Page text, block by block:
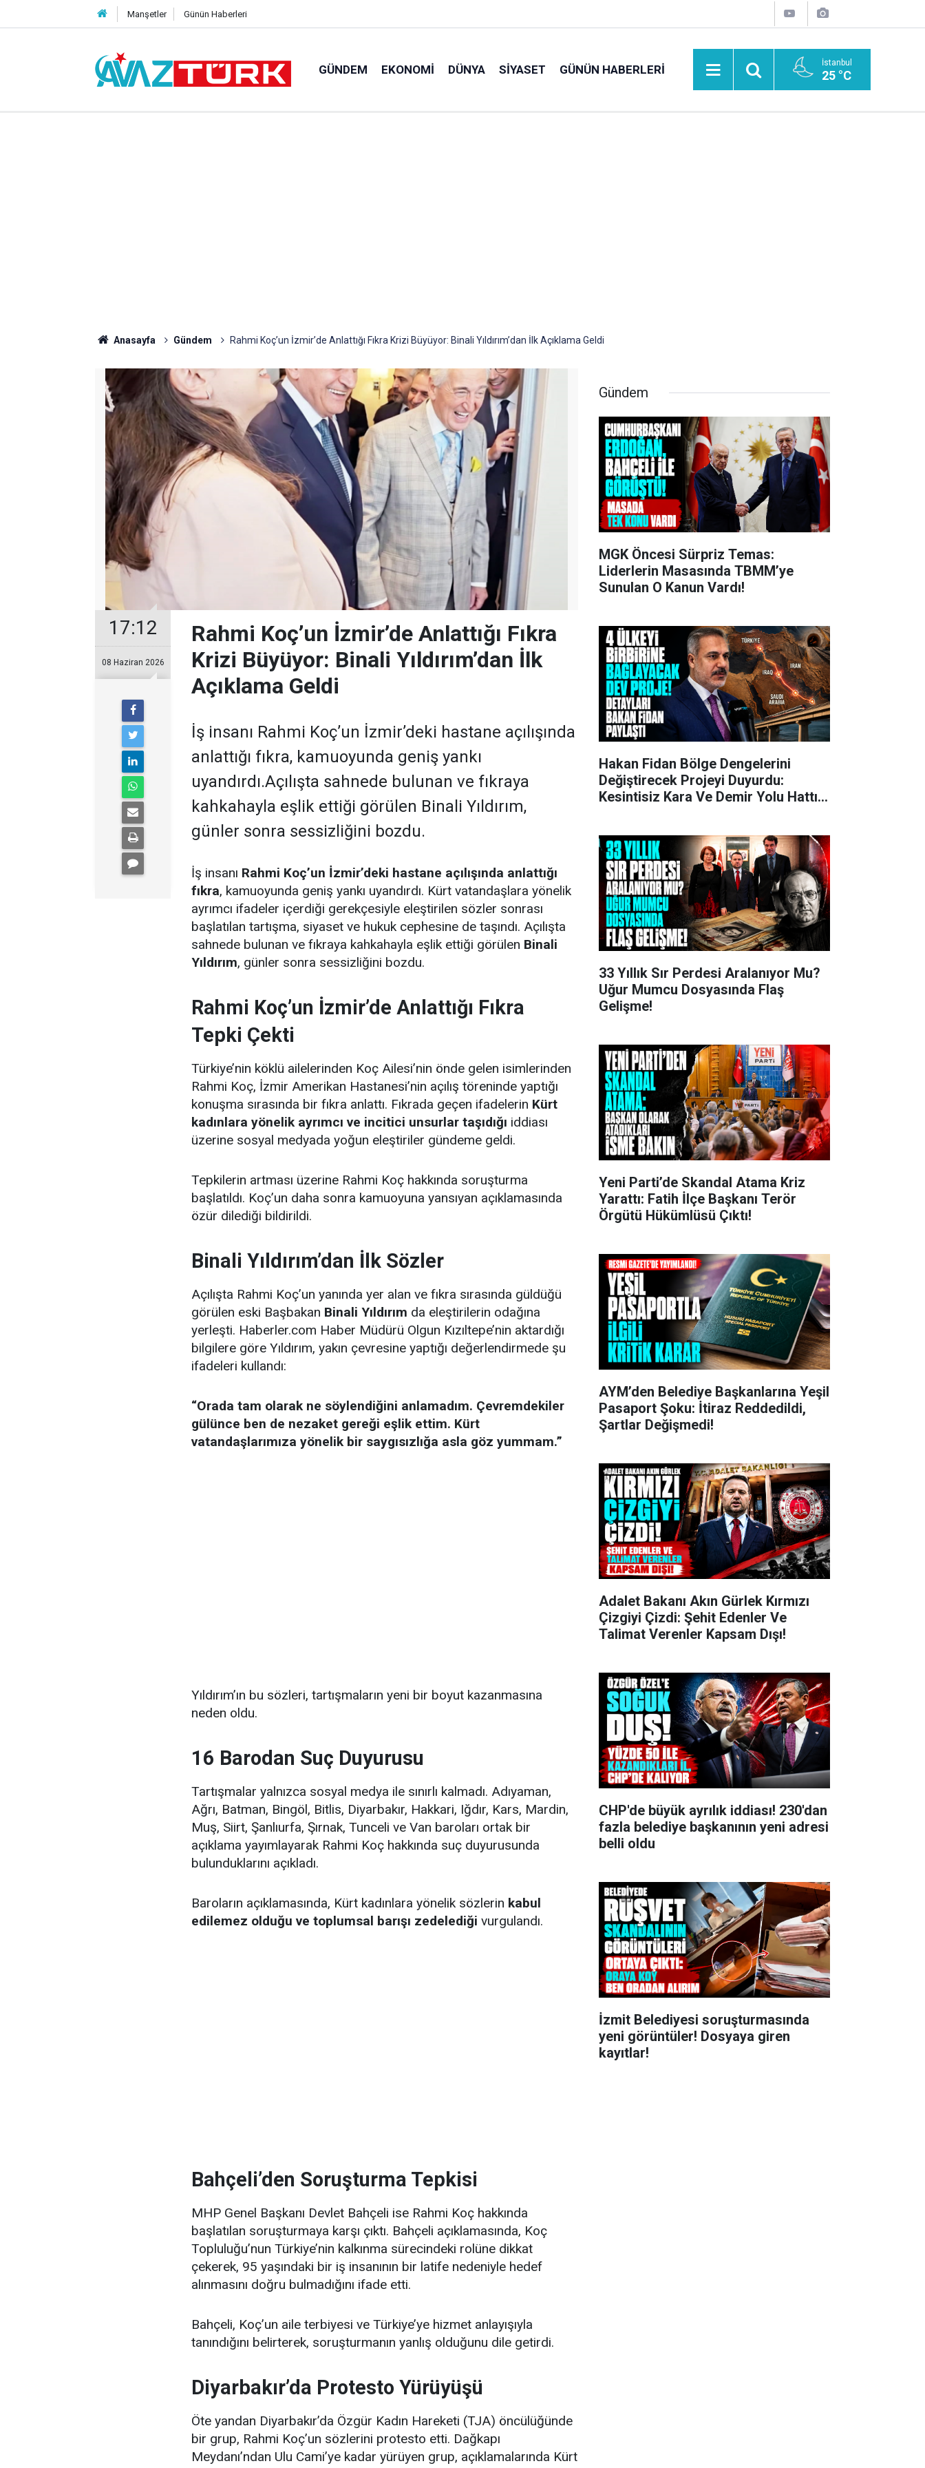
Manşetler Günün Haberleri
GÜNDEM EKONOMI DÜNYA SIYASET GÜNÜN HABERLERI İstanbul
25 °C
Anasayfa Gündem Rahmi Koç’un İzmir’de Anlattığı Fıkra Krizi Büyüyor: Binali Yıldırım’dan İlk Açıklama Geldi
17:12
08 Haziran 2026
Rahmi Koç’un İzmir’de Anlattığı Fıkra
Krizi Büyüyor: Binali Yıldırım’dan İlk
Açıklama Geldi
İş insanı Rahmi Koç’un İzmir’deki hastane açılışında
anlattığı fıkra, kamuoyunda geniş yankı
uyandırdı.Açılışta sahnede bulunan ve fıkraya
kahkahayla eşlik ettiği görülen Binali Yıldırım,
günler sonra sessizliğini bozdu.
İş insanı Rahmi Koç’un İzmir’deki hastane açılışında anlattığı
fıkra, kamuoyunda geniş yankı uyandırdı. Kürt vatandaşlara yönelik
ayrımcı ifadeler içerdiği gerekçesiyle eleştirilen sözler sonrası
başlatılan tartışma, siyaset ve hukuk cephesine de taşındı. Açılışta
sahnede bulunan ve fıkraya kahkahayla eşlik ettiği görülen Binali
Yıldırım, günler sonra sessizliğini bozdu.
Rahmi Koç’un İzmir’de Anlattığı Fıkra
Tepki Çekti
Türkiye’nin köklü ailelerinden Koç Ailesi’nin önde gelen isimlerinden
Rahmi Koç, İzmir Amerikan Hastanesi’nin açılış töreninde yaptığı
konuşma sırasında bir fıkra anlattı. Fıkrada geçen ifadelerin Kürt
kadınlara yönelik ayrımcı ve incitici unsurlar taşıdığı iddiası
üzerine sosyal medyada yoğun eleştiriler gündeme geldi.
Tepkilerin artması üzerine Rahmi Koç hakkında soruşturma
başlatıldı. Koç’un daha sonra kamuoyuna yansıyan açıklamasında
özür dilediği bildirildi.
Binali Yıldırım’dan İlk Sözler
Açılışta Rahmi Koç’un yanında yer alan ve fıkra sırasında güldüğü
görülen eski Başbakan Binali Yıldırım da eleştirilerin odağına
yerleşti. Haberler.com Haber Müdürü Olgun Kızıltepe’nin aktardığı
bilgilere göre Yıldırım, yakın çevresine yaptığı değerlendirmede şu
ifadeleri kullandı:
“Orada tam olarak ne söylendiğini anlamadım. Çevremdekiler
gülünce ben de nezaket gereği eşlik ettim. Kürt
vatandaşlarımıza yönelik bir saygısızlığa asla göz yummam.”
Yıldırım’ın bu sözleri, tartışmaların yeni bir boyut kazanmasına
neden oldu.
16 Barodan Suç Duyurusu
Tartışmalar yalnızca sosyal medya ile sınırlı kalmadı. Adıyaman,
Ağrı, Batman, Bingöl, Bitlis, Diyarbakır, Hakkari, Iğdır, Kars, Mardin,
Muş, Siirt, Şanlıurfa, Şırnak, Tunceli ve Van baroları ortak bir
açıklama yayımlayarak Rahmi Koç hakkında suç duyurusunda
bulunduklarını açıkladı.
Baroların açıklamasında, Kürt kadınlara yönelik sözlerin kabul
edilemez olduğu ve toplumsal barışı zedelediği vurgulandı.
Bahçeli’den Soruşturma Tepkisi
MHP Genel Başkanı Devlet Bahçeli ise Rahmi Koç hakkında
başlatılan soruşturmaya karşı çıktı. Bahçeli açıklamasında, Koç
Topluluğu’nun Türkiye’nin kalkınma sürecindeki rolüne dikkat
çekerek, 95 yaşındaki bir iş insanının bir latife nedeniyle hedef
alınmasını doğru bulmadığını ifade etti.
Bahçeli, Koç’un aile terbiyesi ve Türkiye’ye hizmet anlayışıyla
tanındığını belirterek, soruşturmanın yanlış olduğunu dile getirdi.
Diyarbakır’da Protesto Yürüyüşü
Öte yandan Diyarbakır’da Özgür Kadın Hareketi (TJA) öncülüğünde
bir grup, Rahmi Koç’un sözlerini protesto etti. Dağkapı
Meydanı’ndan Ulu Cami’ye kadar yürüyen grup, açıklamalarında Kürt
Gündem
MGK Öncesi Sürpriz Temas:
Liderlerin Masasında TBMM’ye
Sunulan O Kanun Vardı!
Hakan Fidan Bölge Dengelerini
Değiştirecek Projeyi Duyurdu:
Kesintisiz Kara Ve Demir Yolu Hattı
33 Yıllık Sır Perdesi Aralanıyor Mu?
Uğur Mumcu Dosyasında Flaş
Gelişme!
Yeni Parti’de Skandal Atama Kriz
Yarattı: Fatih İlçe Başkanı Terör
Örgütü Hükümlüsü Çıktı!
AYM’den Belediye Başkanlarına Yeşil
Pasaport Şoku: İtiraz Reddedildi,
Şartlar Değişmedi!
Adalet Bakanı Akın Gürlek Kırmızı
Çizgiyi Çizdi: Şehit Edenler Ve
Talimat Verenler Kapsam Dışı!
CHP'de büyük ayrılık iddiası! 230'dan
fazla belediye başkanının yeni adresi
belli oldu
İzmit Belediyesi soruşturmasında
yeni görüntüler! Dosyaya giren
kayıtlar!